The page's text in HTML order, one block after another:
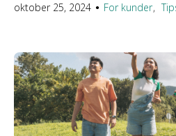
oktober 25, 2024 ● For kunder